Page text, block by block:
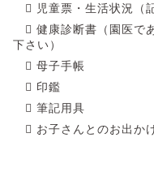
 児童票・生活状況（
 健康診断書（園医で
下さい）
 母子手帳
 印鑑
 筆記用具
 お子さんとのお出か